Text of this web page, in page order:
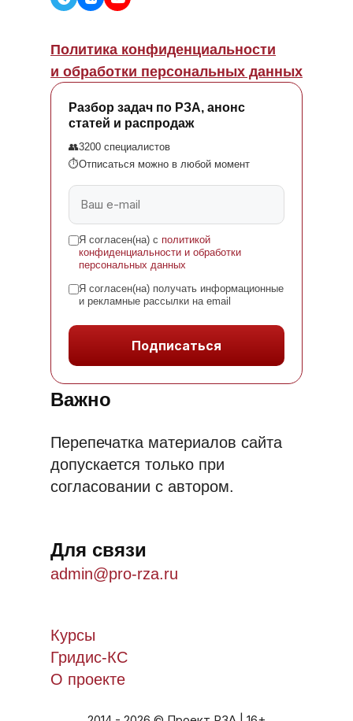
Политика конфиденциальности
и обработки персональных данных
Разбор задач по РЗА, анонс
статей и распродаж
👥3200 специалистов
⏱Отписаться можно в любой момент
Я согласен(на) с политикой
конфиденциальности и обработки
персональных данных
Я согласен(на) получать информационные
и рекламные рассылки на email
Подписаться
Важно
Перепечатка материалов сайта
допускается только при
согласовании с автором.
Для связи
admin@pro-rza.ru
Курсы
Гридис-КС
О проекте